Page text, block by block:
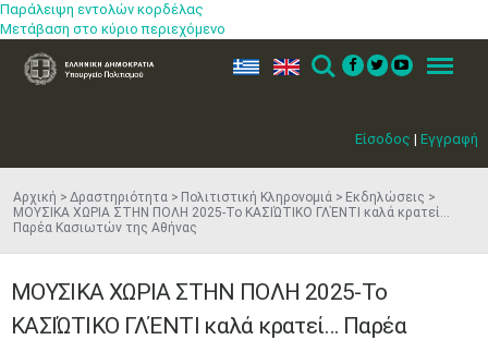
Παράλειψη εντολών κορδέλας
Μετάβαση στο κύριο περιεχόμενο
Είσοδος | Εγγραφή
ελ en Search Menu
Αρχική Δραστηριότητα Πολιτιστική Κληρονομιά
Εκδηλώσεις
ΜΟΥΣΙΚΑ ΧΩΡΙΑ ΣΤΗΝ ΠΟΛΗ 2025-Το ΚΑΣΙΏΤΙΚΟ ΓΛΈΝΤΙ καλά κρατεί…
Παρέα Κασιωτών της Αθήνας
ΜΟΥΣΙΚΑ ΧΩΡΙΑ ΣΤΗΝ ΠΟΛΗ 2025-Το
ΚΑΣΙΏΤΙΚΟ ΓΛΈΝΤΙ καλά κρατεί… Παρέα